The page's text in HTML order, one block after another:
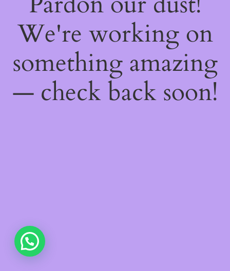
We're working on
something amazing
— check back soon!